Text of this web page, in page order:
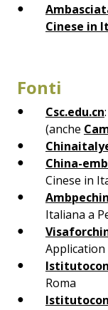
Cinese in
Fonti
Csc.edu.cn
(anche
China-
Cinese in
Italiana a
Application
Roma